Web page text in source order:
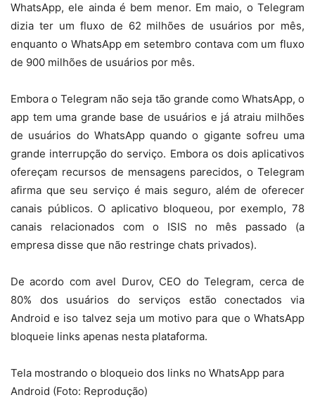
WhatsApp, ele ainda é bem menor. Em maio, o Telegram
dizia ter um fluxo de 62 milhões de usuários por mês,
enquanto o WhatsApp em setembro contava com um fluxo
de 900 milhões de usuários por mês.
Embora o Telegram não seja tão grande como WhatsApp, o
app tem uma grande base de usuários e já atraiu milhões
de usuários do WhatsApp quando o gigante sofreu uma
grande interrupção do serviço. Embora os dois aplicativos
ofereçam recursos de mensagens parecidos, o Telegram
afirma que seu serviço é mais seguro, além de oferecer
canais públicos. O aplicativo bloqueou, por exemplo, 78
canais relacionados com o ISIS no mês passado (a
empresa disse que não restringe chats privados).
De acordo com avel Durov, CEO do Telegram, cerca de
80% dos usuários do serviços estão conectados via
Android e iso talvez seja um motivo para que o WhatsApp
bloqueie links apenas nesta plataforma.
Tela mostrando o bloqueio dos links no WhatsApp para
Android (Foto: Reprodução)